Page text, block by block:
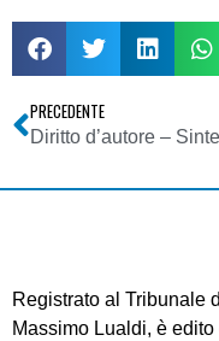
PRECEDENTE
Registrato al Tribunale
Massimo Lualdi, è edito